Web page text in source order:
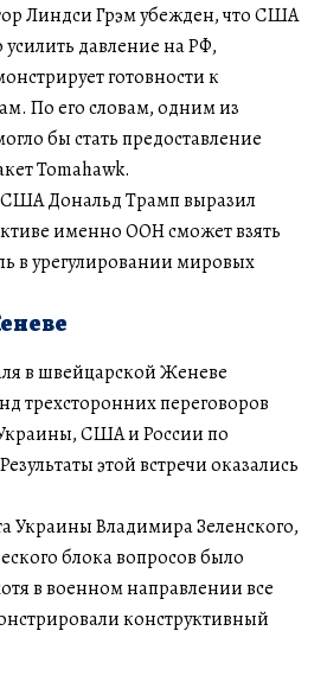
Линдси Грэм убежден, что США
давление на РФ,
готовности к
По его словам, одним из
бы стать предоставление
Tomahawk.
Дональд Трамп выразил
именно ООН сможет взять
в урегулировании мировых
в швейцарской Женеве
трехсторонних переговоров
США и России по
этой встречи оказались
Украины Владимира Зеленского,
блока вопросов было
в военном направлении все
конструктивный